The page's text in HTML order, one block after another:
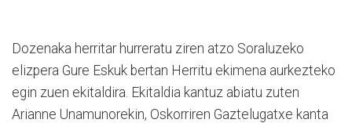
Dozenaka herritar hurreratu ziren atzo Soraluzeko
elizpera Gure Eskuk bertan Herritu ekimena aurkezteko
egin zuen ekitaldira. Ekitaldia kantuz abiatu zuten
Arianne Unamunorekin, Oskorriren Gaztelugatxe kanta